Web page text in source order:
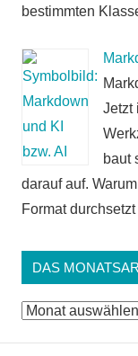
bestimmten
Jetzt
baut
darauf auf.
Format
DAS
Das